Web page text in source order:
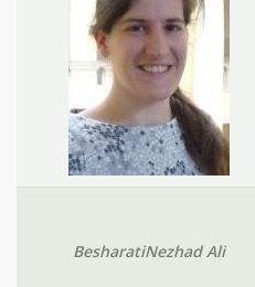
BesharatiNezhad Ali